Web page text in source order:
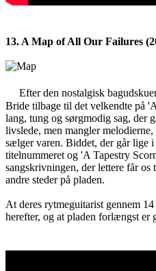
13. A Map of All Our Failures
Efter den nostalgisk
Bride tilbage til det velkendte på
lang, tung og sørgmodig sag, der
livslede, men mangler
sælger varen. Biddet, der går lige
titelnummeret og 'A Tapestry
sangskrivningen, der lettere får
andre steder på pladen.
At deres rytmeguitarist gennem
herefter, og at pladen forlængst